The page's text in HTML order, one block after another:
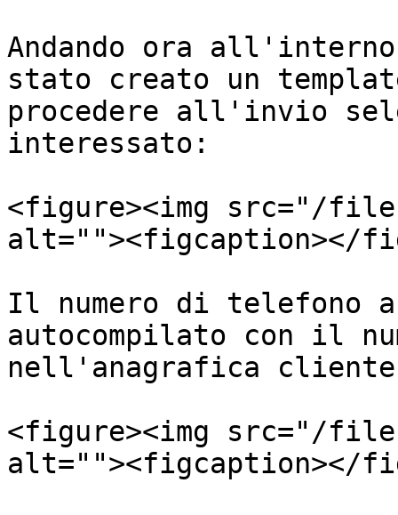
Andando ora
stato creato un
procedere all'invio
interessato:
<figure><img src="/
alt=""><figcaption></
Il numero di telefono
autocompilato con il
nell'anagrafica
<figure><img src="/files/
alt=""><figcaption></